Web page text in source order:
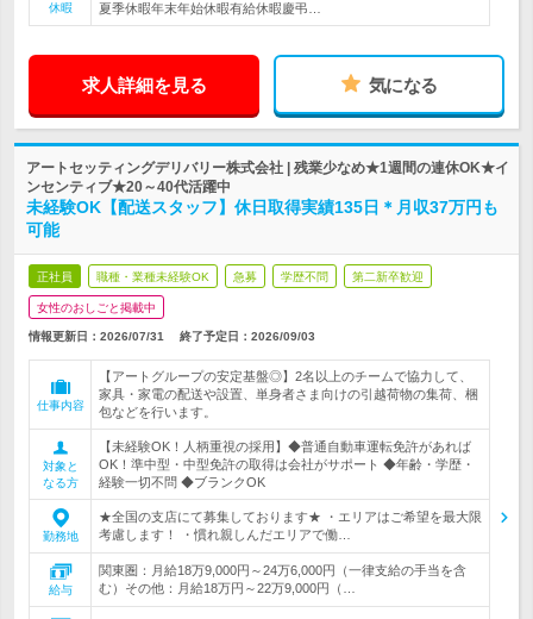
休暇
夏季休暇年末年始休暇有給休暇慶弔…
求人詳細を見る 気になる
アートセッティングデリバリー株式会社 | 残業少なめ★1週間の連休OK★イ
ンセンティブ★20～40代活躍中
未経験OK【配送スタッフ】休日取得実績135日＊月収37万円も
可能
正社員 職種・業種未経験OK 急募 学歴不問 第二新卒歓迎
女性のおしごと掲載中
情報更新日：2026/07/31 終了予定日： 2026/09/03
仕事内容
【アートグループの安定基盤◎】2名以上のチームで協力して、
家具・家電の配送や設置、単身者さま向けの引越荷物の集荷、梱
包などを行います。
対象と
なる方
【未経験OK！人柄重視の採用】◆普通自動車運転免許があれば
OK！準中型・中型免許の取得は会社がサポート ◆年齢・学歴・
経験一切不問 ◆ブランクOK
勤務地
★全国の支店にて募集しております★ ・エリアはご希望を最大限
考慮します！ ・慣れ親しんだエリアで働…
給与
関東圏：月給18万9,000円～24万6,000円（一律支給の手当を含
む）その他：月給18万円～22万9,000円（…